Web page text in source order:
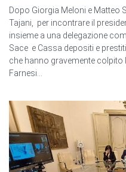
Dopo Giorgia Meloni e Matteo
Tajani, per incontrare il
insieme a una delegazione
Sace e Cassa depositi e
che hanno gravemente colpito
Farnesi...